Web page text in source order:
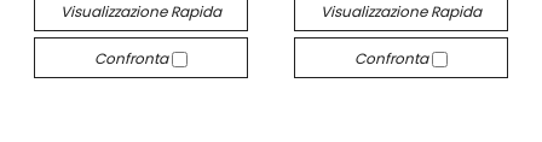
Visualizzazione Rapida
Confronta
Visualizzazione Rapida
Confronta